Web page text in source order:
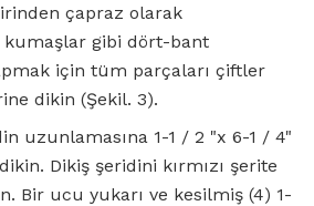
çapraz olarak
gibi dört-bant
için tüm parçaları çiftler
dikin (Şekil. 3).
uzunlamasına 1-1 / 2 "x 6-1 / 4"
Dikiş şeridini kırmızı şerite
Bir ucu yukarı ve kesilmiş (4) 1-